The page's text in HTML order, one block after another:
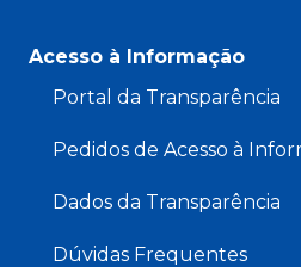
Acesso à Informação
Portal da Transparência
Pedidos de Acesso à
Dados da Transparência
Dúvidas Frequentes